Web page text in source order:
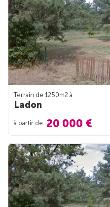
Terrain de 1250m2 à
Ladon
à partir de 20 000 €